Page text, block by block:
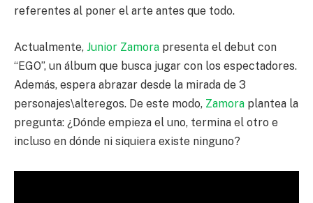
referentes al poner el arte antes que todo.
Actualmente, Junior Zamora presenta el debut con
“EGO”, un álbum que busca jugar con los espectadores.
Además, espera abrazar desde la mirada de 3
personajes\alteregos. De este modo, Zamora plantea la
pregunta: ¿Dónde empieza el uno, termina el otro e
incluso en dónde ni siquiera existe ninguno?